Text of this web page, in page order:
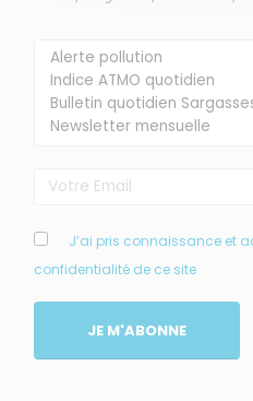
J’ai pris connaissance et
confidentialité de ce site
JE M'ABONNE